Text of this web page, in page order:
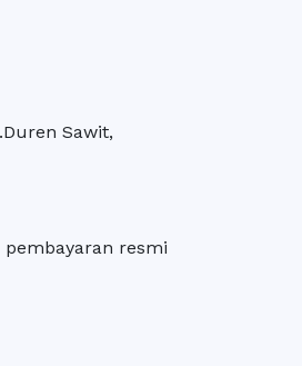
Sawit,
pembayaran resmi